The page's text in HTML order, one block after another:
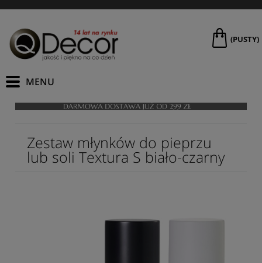
(PUSTY)
Zestaw młynków do pieprzu
lub soli Textura S biało-czarny